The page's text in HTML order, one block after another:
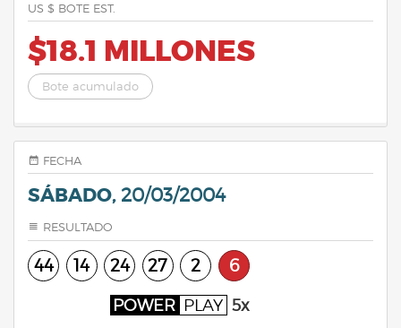
US $ BOTE EST.
$18.1 MILLONES
Bote acumulado
FECHA
SÁBADO, 20/03/2004
RESULTADO
44 14 24 27 2 6
POWER PLAY 5x